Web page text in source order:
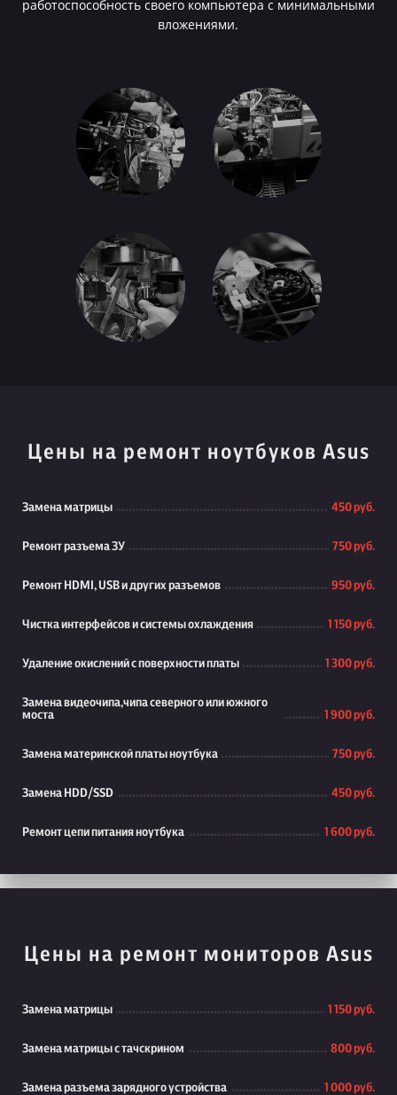
работоспособность своего компьютера с минимальными
вложениями.
Цены на ремонт ноутбуков Asus
Замена матрицы 450 руб.
Ремонт разъема ЗУ 750 руб.
Ремонт HDMI, USB и других разъемов 950 руб.
Чистка интерфейсов и системы охлаждения 1 150 руб.
Удаление окислений с поверхности платы 1 300 руб.
Замена видеочипа,чипа северного или южного
моста
1 900 руб.
Замена материнской платы ноутбука 750 руб.
Замена HDD/SSD 450 руб.
Ремонт цепи питания ноутбука 1 600 руб.
Цены на ремонт мониторов Asus
Замена матрицы 1 150 руб.
Замена матрицы с тачскрином 800 руб.
Замена разъема зарядного устройства 1 000 руб.